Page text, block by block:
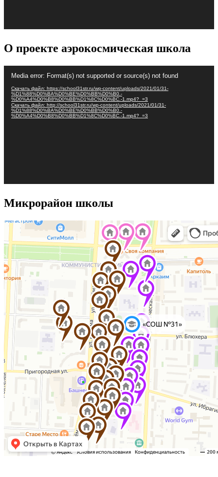
О проекте аэрокосмическая школа
Видеоплеер
Media error: Format(s) not supported or source(s) not found
Скачать файл: https://school31str.ru/wp-content/uploads/2021/01/31-
%D1%88%D0%BA%D0%BE%D0%BB%D0%B0.-
%D0%A4%D0%B8%D0%BB%D1%8C%D0%BC.-1.mp4?_=3
Скачать файл: http://school31str.ru/wp-content/uploads/2021/01/31-
%D1%88%D0%BA%D0%BE%D0%BB%D0%B0.-
%D0%A4%D0%B8%D0%BB%D1%8C%D0%BC.-1.mp4?_=3
Микрорайон школы